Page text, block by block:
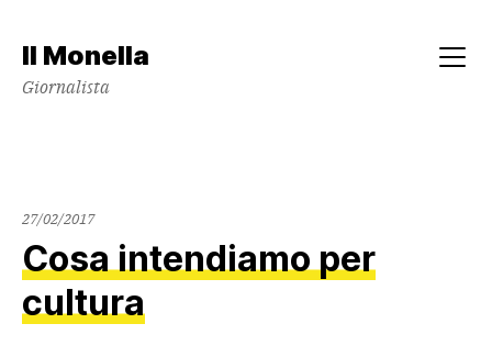
content
Il Monella
Giornalista
Menu
27/02/2017
Cosa intendiamo per
cultura